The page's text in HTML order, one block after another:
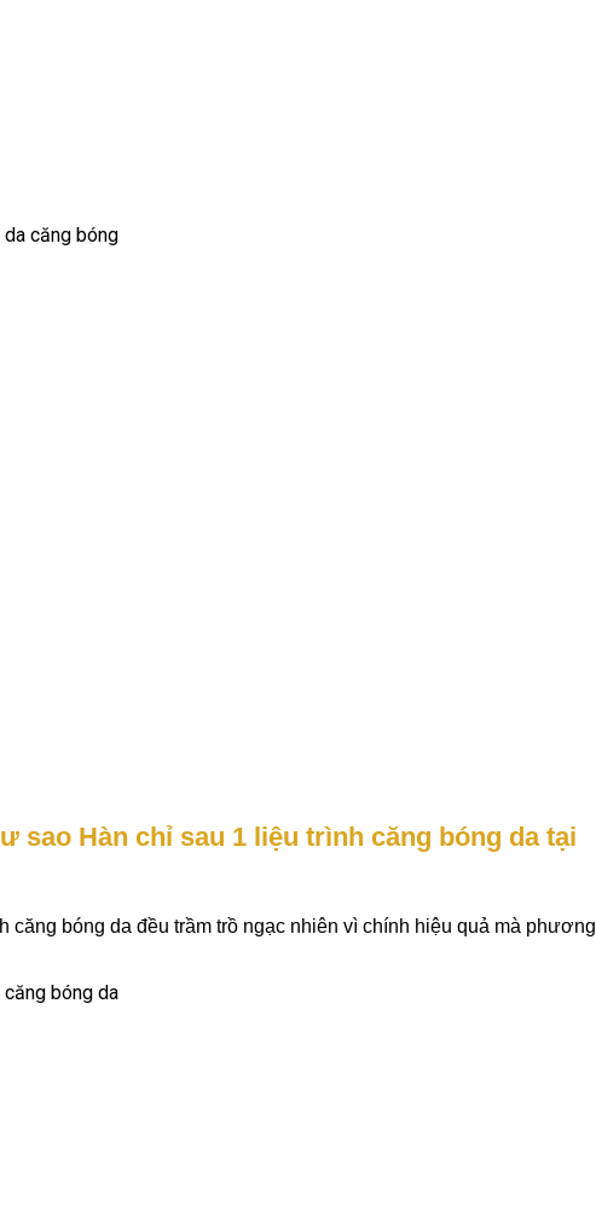
sao Hàn chỉ sau 1 liệu trình căng bóng da tại
bóng da đều trầm trồ ngạc nhiên vì chính hiệu quả mà phương